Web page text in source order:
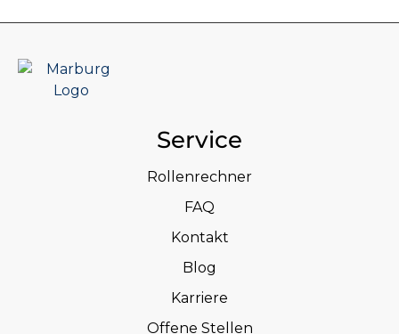
Service
Rollenrechner
FAQ
Kontakt
Blog
Karriere
Offene Stellen